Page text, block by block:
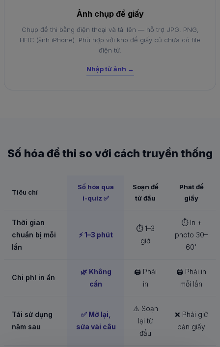
Ảnh chụp đề giấy
Chụp đề thi bằng điện thoại và tải lên — hỗ trợ JPG, PNG,
HEIC (ảnh iPhone). Phù hợp với kho đề giấy cũ chưa có file
điện tử.
Nhập từ ảnh →
Số hóa đề thi so với cách truyền thống
Tiêu chí
Số hóa qua
i-quiz ✅
Soạn đề
từ đầu
Phát đề
giấy
Thời gian
chuẩn bị mỗi
lần
⚡ 1–3 phút
⏱ 1–3
giờ
⏱ In +
photo 30–
60'
Chi phí in ấn
🌿 Không
cần
🖨 Phải
in
🖨 Phải in
mỗi lần
Tái sử dụng
năm sau
✅ Mở lại,
sửa vài câu
⚠️ Soạn
lại từ
đầu
❌ Phải giữ
bản giấy